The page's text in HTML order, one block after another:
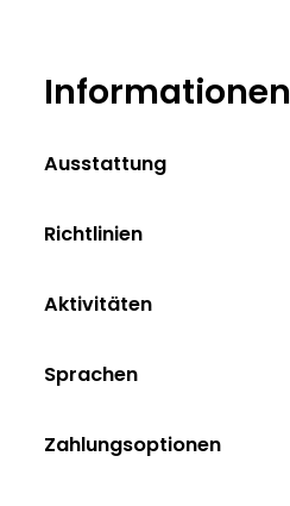
Informationen
Ausstattung
Richtlinien
Aktivitäten
Sprachen
Zahlungsoptionen